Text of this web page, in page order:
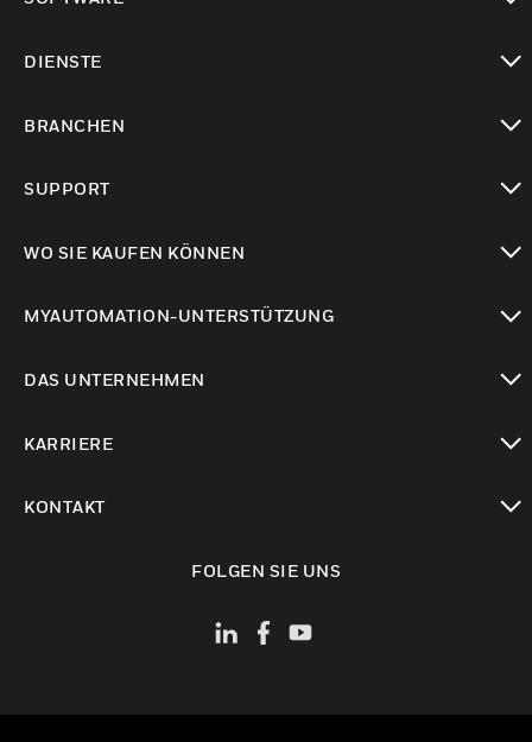
DIENSTE
BRANCHEN
SUPPORT
WO SIE KAUFEN KÖNNEN
MYAUTOMATION-UNTERSTÜTZUNG
DAS UNTERNEHMEN
KARRIERE
KONTAKT
FOLGEN SIE UNS